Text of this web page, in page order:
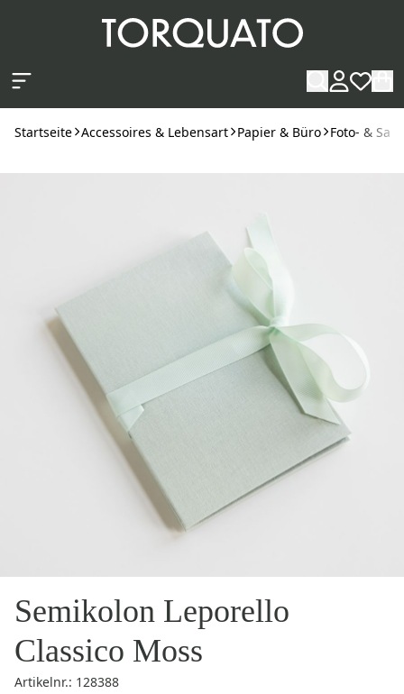
Startseite Accessoires & Lebensart Papier & Büro Foto- &
Semikolon Leporello
Classico Moss
Artikelnr.: 128388